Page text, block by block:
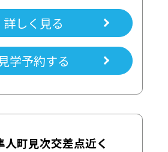
詳しく見る
見学予約する
人町見次交差点近く